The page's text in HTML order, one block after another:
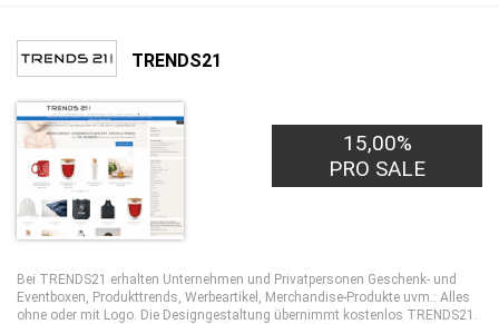
TRENDS21
15,00%
PRO SALE
Bei TRENDS21 erhalten Unternehmen und Privatpersonen Geschenk- und
Eventboxen, Produkttrends, Werbeartikel, Merchandise-Produkte uvm.: Alles
ohne oder mit Logo. Die Designgestaltung übernimmt kostenlos TRENDS21.